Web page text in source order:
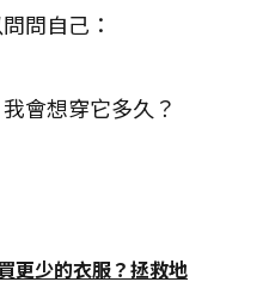
問自己：
會想穿它多久？
更少的衣服？拯救地